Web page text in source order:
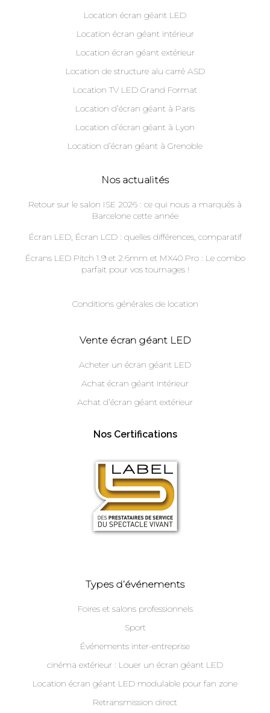
Location écran géant LED
Location écran géant intérieur
Location écran géant extérieur
Location de structure alu carré ASD
Location TV LED Grand Format
Location d’écran géant à Paris
Location d’écran géant à Lyon
Location d’écran géant à Grenoble
Nos actualités
Retour sur le salon ISE 2026 : ce qui nous a marqués à
Barcelone cette année
Écran LED, Écran LCD : quelles différences, comparatif
Écrans LED Pitch 1.9 et 2.6mm et MX40 Pro : Le combo
parfait pour vos tournages !
Conditions générales de location
Vente écran géant LED
Acheter un écran géant LED
Achat écran géant intérieur
Achat d’écran géant extérieur
Nos Certifications
Types d’événements
Foires et salons professionnels
Sport
Événements inter-entreprise
cinéma extérieur : Louer un écran géant LED
Location écran géant LED modulable pour fan zone
Retransmission direct